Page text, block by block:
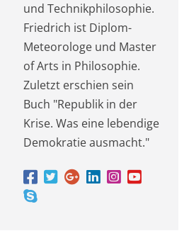
und Technikphilosophie.
Friedrich ist Diplom-
Meteorologe und Master
of Arts in Philosophie.
Zuletzt erschien sein
Buch "Republik in der
Krise. Was eine lebendige
Demokratie ausmacht."